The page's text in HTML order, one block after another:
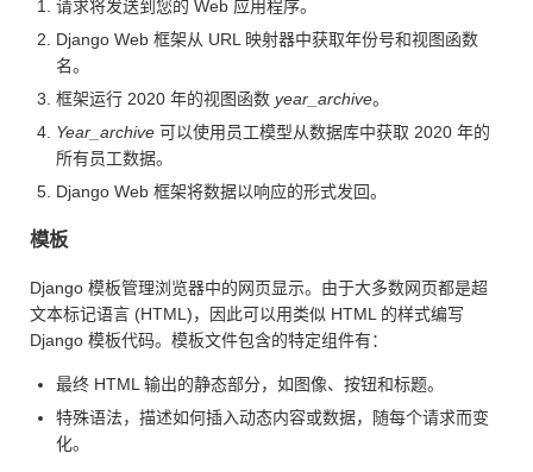
请求将发送到您的 Web 应用程序。
Django Web 框架从 URL 映射器中获取年份号和视图函数
名。
框架运行 2020 年的视图函数 year_archive。
Year_archive 可以使用员工模型从数据库中获取 2020 年的
所有员工数据。
Django Web 框架将数据以响应的形式发回。
模板
Django 模板管理浏览器中的网页显示。由于大多数网页都是超
文本标记语言 (HTML)，因此可以用类似 HTML 的样式编写
Django 模板代码。模板文件包含的特定组件有：
最终 HTML 输出的静态部分，如图像、按钮和标题。
特殊语法，描述如何插入动态内容或数据，随每个请求而变
化。